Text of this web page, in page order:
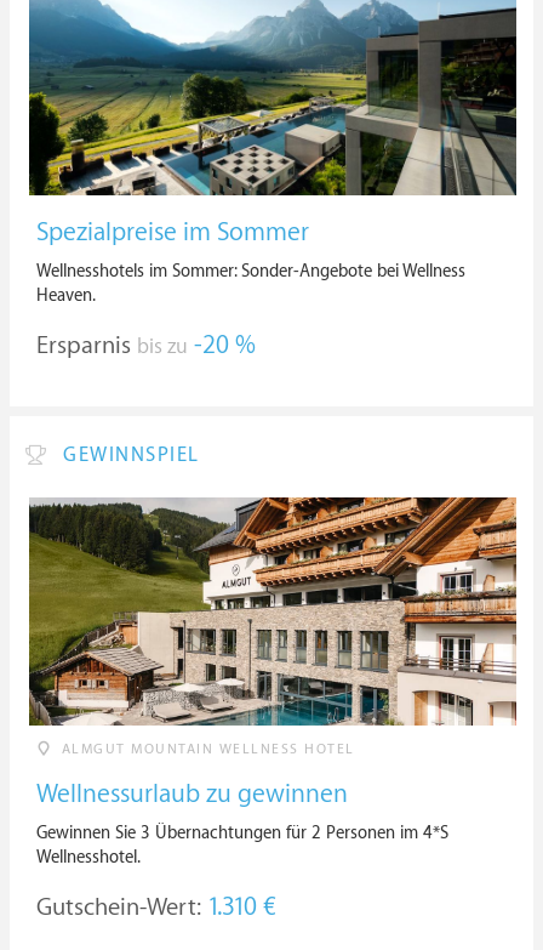
Spezialpreise im Sommer
Wellnesshotels im Sommer: Sonder-Angebote bei Wellness
Heaven.
Ersparnis bis zu -20 %
GEWINNSPIEL
ALMGUT MOUNTAIN WELLNESS HOTEL
Wellnessurlaub zu gewinnen
Gewinnen Sie 3 Übernachtungen für 2 Personen im 4*S
Wellnesshotel.
Gutschein-Wert: 1.310 €